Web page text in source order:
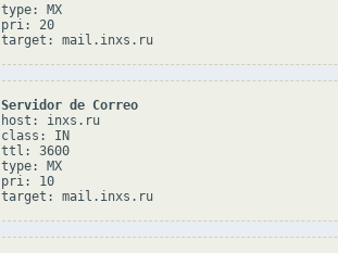
type: MX
pri: 20
target: mail.inxs.ru
Servidor de Correo
host: inxs.ru
class: IN
ttl: 3600
type: MX
pri: 10
target: mail.inxs.ru